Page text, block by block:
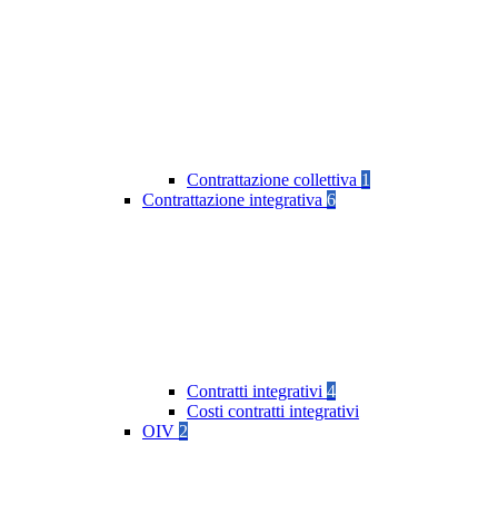
Contrattazione collettiva 1
Contrattazione integrativa 6
Contratti integrativi 4
Costi contratti integrativi
OIV 2